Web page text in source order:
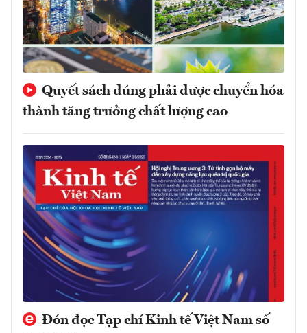
Quyết sách đúng phải được chuyển hóa
thành tăng trưởng chất lượng cao
Đón đọc Tạp chí Kinh tế Việt Nam số